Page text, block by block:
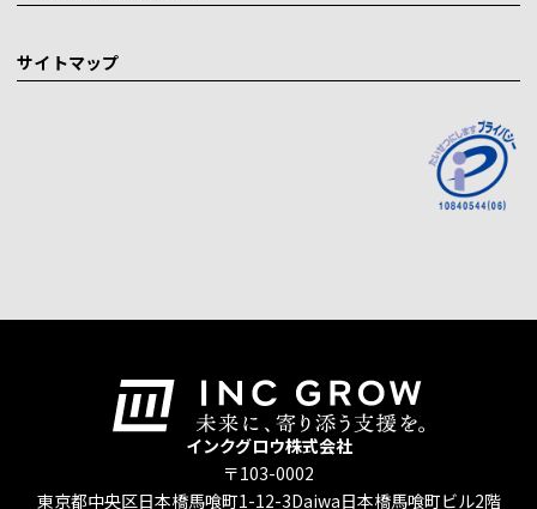
サイトマップ
インクグロウ株式会社
〒103-0002
東京都中央区日本橋馬喰町1-12-3Daiwa日本橋馬喰町ビル2階